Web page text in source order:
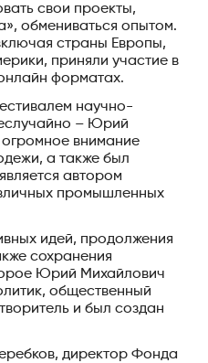
свои проекты,
обмениваться опытом.
страны Европы,
приняли участие в
форматах.
научно-
– Юрий
внимание
а также был
автором
промышленных
идей, продолжения
сохранения
Юрий Михайлович
общественный
и был создан
директор Фонда